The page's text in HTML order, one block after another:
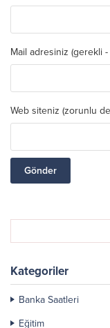
Mail adresiniz (gerekli -
Web siteniz (zorunlu
Kategoriler
Banka Saatleri
Eğitim